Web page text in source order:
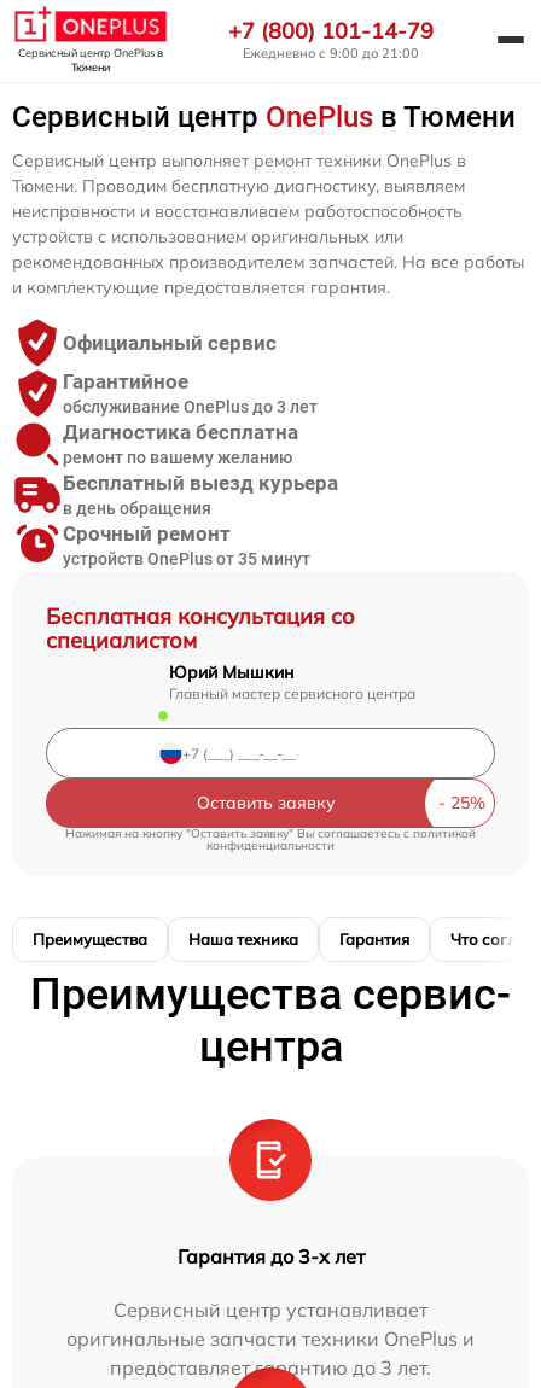
Сервисный центр OnePlusв
Тюмени
+7 (800) 101-14-79
Ежедневно с 9:00 до 21:00
Сервисный центр OnePlus в Тюмени
Бесплатная консультация со
специалистом
Юрий Мышкин
Главный мастер сервисного центра
Оставить заявку
Нажимая на кнопку "Оставить заявку" Вы соглашаетесь c политикой
конфиденциальности
Сервисный центр выполняет ремонт техники OnePlus в
Тюмени. Проводим бесплатную диагностику, выявляем
неисправности и восстанавливаем работоспособность
устройств с использованием оригинальных или
рекомендованных производителем запчастей. На все работы
и комплектующие предоставляется гарантия.
Официальный сервис
Гарантийное
обслуживание OnePlus до 3 лет
Диагностика бесплатна
ремонт по вашему желанию
Бесплатный выезд курьера
в день обращения
Срочный ремонт
устройств OnePlus от 35 минут
Преимущества Наша техника Гарантия Что
Преимущества сервис-
центра
Гарантия до 3-х лет
Сервисный центр устанавливает
оригинальные запчасти техники OnePlus и
предоставляет гарантию до 3 лет.